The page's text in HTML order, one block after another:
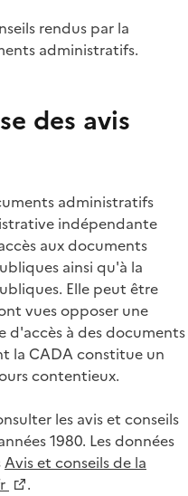
rendus par la
administratifs.
des avis
administratifs
indépendante
aux documents
ainsi qu'à la
Elle peut être
vues opposer une
d'accès à des documents
la CADA constitue un
contentieux.
les avis et conseils
1980. Les données
Avis et conseils de la
.